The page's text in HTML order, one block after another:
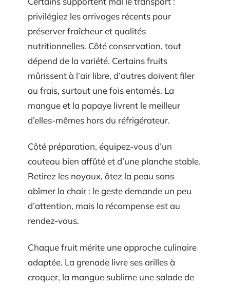
privilégiez les arrivages récents pour
préserver fraîcheur et qualités
nutritionnelles. Côté conservation, tout
dépend de la variété. Certains fruits
mûrissent à l’air libre, d’autres doivent filer
au frais, surtout une fois entamés. La
mangue et la papaye livrent le meilleur
d’elles-mêmes hors du réfrigérateur.
Côté préparation, équipez-vous d’un
couteau bien affûté et d’une planche stable.
Retirez les noyaux, ôtez la peau sans
abîmer la chair : le geste demande un peu
d’attention, mais la récompense est au
rendez-vous.
Chaque fruit mérite une approche culinaire
adaptée. La grenade livre ses arilles à
croquer, la mangue sublime une salade de